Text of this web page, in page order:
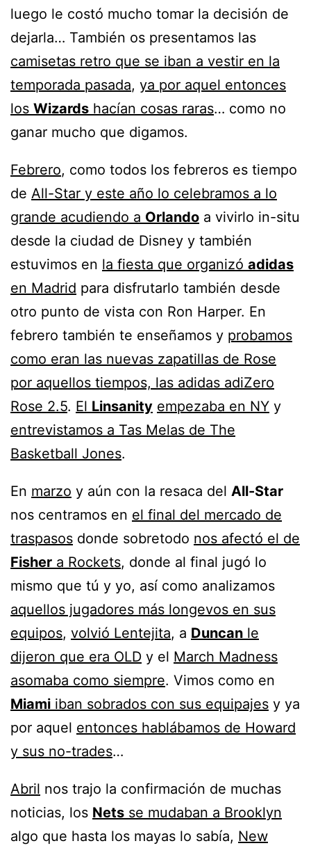
luego le costó mucho tomar la decisión de
dejarla… También os presentamos las
camisetas retro que se iban a vestir en la
temporada pasada, ya por aquel entonces
los Wizards hacían cosas raras… como no
ganar mucho que digamos.
Febrero, como todos los febreros es tiempo
de All-Star y este año lo celebramos a lo
grande acudiendo a Orlando a vivirlo in-situ
desde la ciudad de Disney y también
estuvimos en la fiesta que organizó adidas
en Madrid para disfrutarlo también desde
otro punto de vista con Ron Harper. En
febrero también te enseñamos y probamos
como eran las nuevas zapatillas de Rose
por aquellos tiempos, las adidas adiZero
Rose 2.5. El Linsanity empezaba en NY y
entrevistamos a Tas Melas de The
Basketball Jones.
En marzo y aún con la resaca del All-Star
nos centramos en el final del mercado de
traspasos donde sobretodo nos afectó el de
Fisher a Rockets, donde al final jugó lo
mismo que tú y yo, así como analizamos
aquellos jugadores más longevos en sus
equipos, volvió Lentejita, a Duncan le
dijeron que era OLD y el March Madness
asomaba como siempre. Vimos como en
Miami iban sobrados con sus equipajes y ya
por aquel entonces hablábamos de Howard
y sus no-trades…
Abril nos trajo la confirmación de muchas
noticias, los Nets se mudaban a Brooklyn
algo que hasta los mayas lo sabía, New